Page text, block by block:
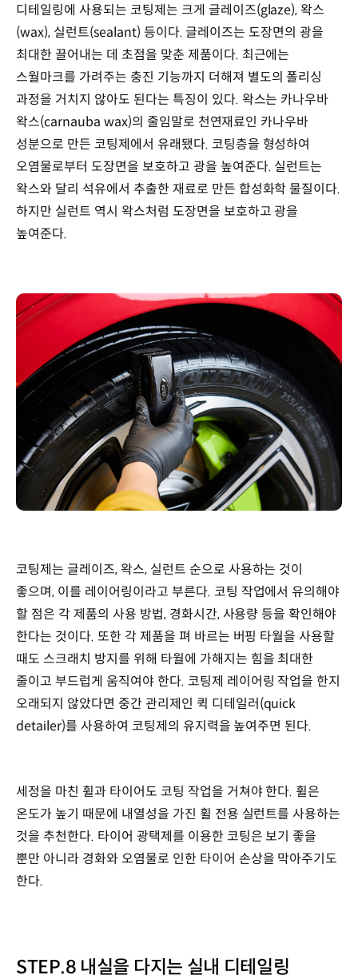
디테일링에 사용되는 코팅제는 크게 글레이즈(glaze), 왁스
(wax), 실런트(sealant) 등이다. 글레이즈는 도장면의 광을
최대한 끌어내는 데 초점을 맞춘 제품이다. 최근에는
스월마크를 가려주는 충진 기능까지 더해져 별도의 폴리싱
과정을 거치지 않아도 된다는 특징이 있다. 왁스는 카나우바
왁스(carnauba wax)의 줄임말로 천연재료인 카나우바
성분으로 만든 코팅제에서 유래됐다. 코팅층을 형성하여
오염물로부터 도장면을 보호하고 광을 높여준다. 실런트는
왁스와 달리 석유에서 추출한 재료로 만든 합성화학 물질이다.
하지만 실런트 역시 왁스처럼 도장면을 보호하고 광을
높여준다.
코팅제는 글레이즈, 왁스, 실런트 순으로 사용하는 것이
좋으며, 이를 레이어링이라고 부른다. 코팅 작업에서 유의해야
할 점은 각 제품의 사용 방법, 경화시간, 사용량 등을 확인해야
한다는 것이다. 또한 각 제품을 펴 바르는 버핑 타월을 사용할
때도 스크래치 방지를 위해 타월에 가해지는 힘을 최대한
줄이고 부드럽게 움직여야 한다. 코팅제 레이어링 작업을 한지
오래되지 않았다면 중간 관리제인 퀵 디테일러(quick
detailer)를 사용하여 코팅제의 유지력을 높여주면 된다.
세정을 마친 휠과 타이어도 코팅 작업을 거쳐야 한다. 휠은
온도가 높기 때문에 내열성을 가진 휠 전용 실런트를 사용하는
것을 추천한다. 타이어 광택제를 이용한 코팅은 보기 좋을
뿐만 아니라 경화와 오염물로 인한 타이어 손상을 막아주기도
한다.
STEP.8 내실을 다지는 실내 디테일링